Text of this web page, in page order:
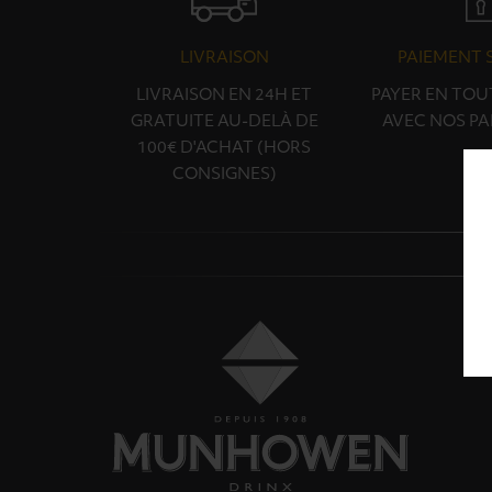
LIVRAISON
LIVRAISON EN 24H ET
GRATUITE AU-DELÀ DE
100€ D'ACHAT (HORS
CONSIGNES)
PAIEMENT
PAYER EN
AVEC NOS